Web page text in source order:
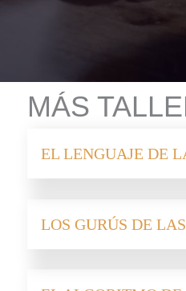
MÁS
EL LENGUAJE DE
LOS GURÚS DE